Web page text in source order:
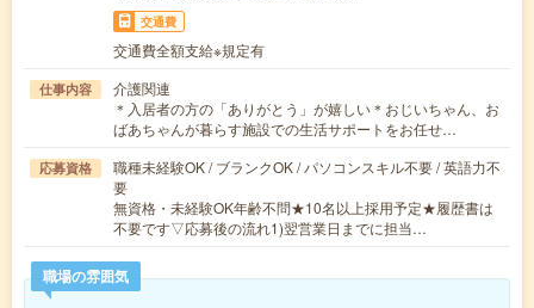
交通費
交通費全額支給※規定有
仕事内容
介護関連
＊入居者の方の「ありがとう」が嬉しい＊おじいちゃん、お
ばあちゃんが暮らす施設での生活サポートをお任せ…
応募資格
職種未経験OK / ブランクOK / パソコンスキル不要 / 英語力不
要
無資格・未経験OK年齢不問★10名以上採用予定★履歴書は
不要です▽応募後の流れ1)翌営業日までに担当…
職場の雰囲気